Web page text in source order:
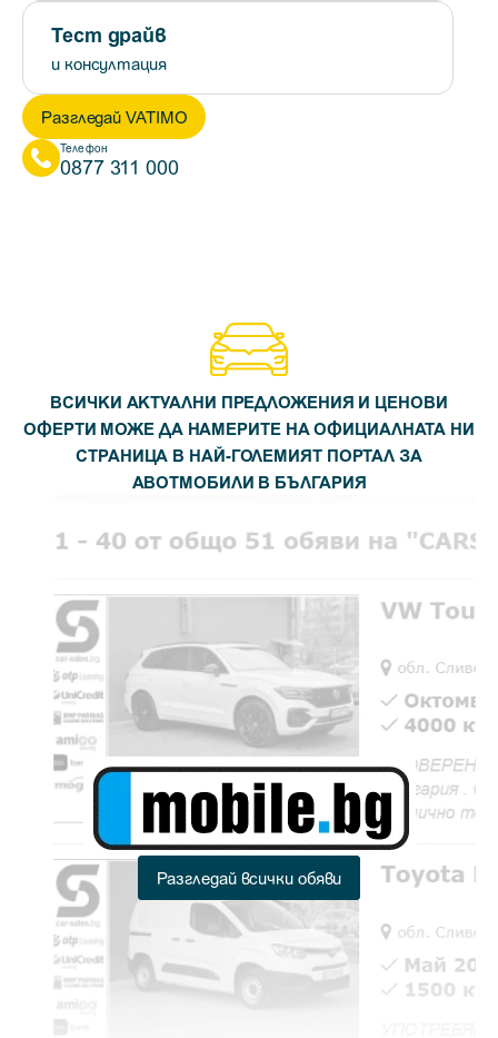
Тест драйв
и консултация
Разгледай VATIMO
Телефон
0877 311 000
ВСИЧКИ АКТУАЛНИ ПРЕДЛОЖЕНИЯ И ЦЕНОВИ
ОФЕРТИ МОЖЕ ДА НАМЕРИТЕ НА ОФИЦИАЛНАТА НИ
СТРАНИЦА В НАЙ-ГОЛЕМИЯТ ПОРТАЛ ЗА
АВОТМОБИЛИ В БЪЛГАРИЯ
Разгледай всички обяви